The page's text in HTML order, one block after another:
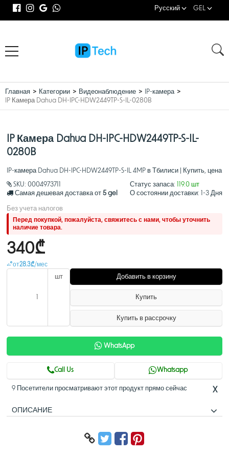
Русский GEL
Главная Категории Видеонаблюдение
IP-камера
IP Камера Dahua DH-IPC-HDW2449TP-S-IL-0280B
IP Камера Dahua DH-IPC-HDW2449TP-S-IL-
0280B
IP-камера Dahua DH-IPC-HDW2449TP-S-IL 4MP в Тбилиси | Купить, цена
SKU: 0004973711
Самая дешевая доставка от 5 gel
Статус запаса:
119.0 шт
О состоянии доставки:
1-3 Дня
Без учета налогов
Перед покупкой, пожалуйста, свяжитесь с нами, чтобы уточнить
наличие товара.
340₾
от28.3₾/мес
шт Добавить в корзину
Купить
Купить в рассрочку
WhatsApp
Call Us Whatsapp
X
9 Посетители просматривают этот продукт прямо сейчас
ОПИСАНИЕ
Купольная IP-видеокамера